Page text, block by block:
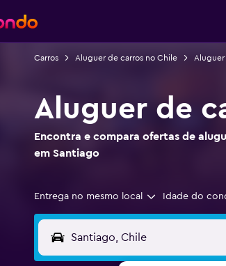
Carros Aluguer de carros no Chile Aluguer
Aluguer de
Encontra e compara ofertas de
em Santiago
Entrega no mesmo local Idade do